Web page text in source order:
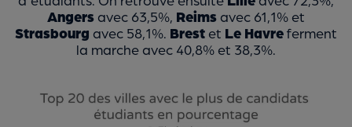
Angers avec 63,5%, Reims avec 61,1% et
Strasbourg avec 58,1%. Brest et Le Havreferment
la marche avec 40,8% et 38,3%.